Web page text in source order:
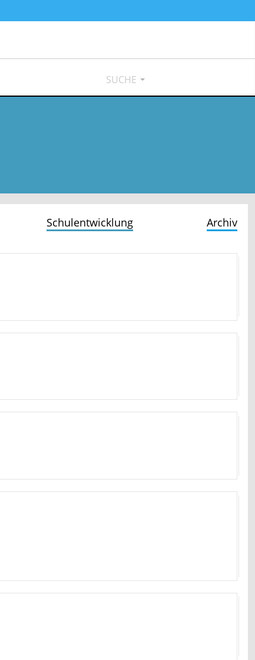
SUCHE
Schulentwicklung Archiv